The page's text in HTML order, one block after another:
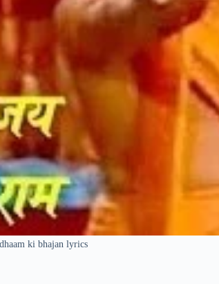
ki bhajan lyrics